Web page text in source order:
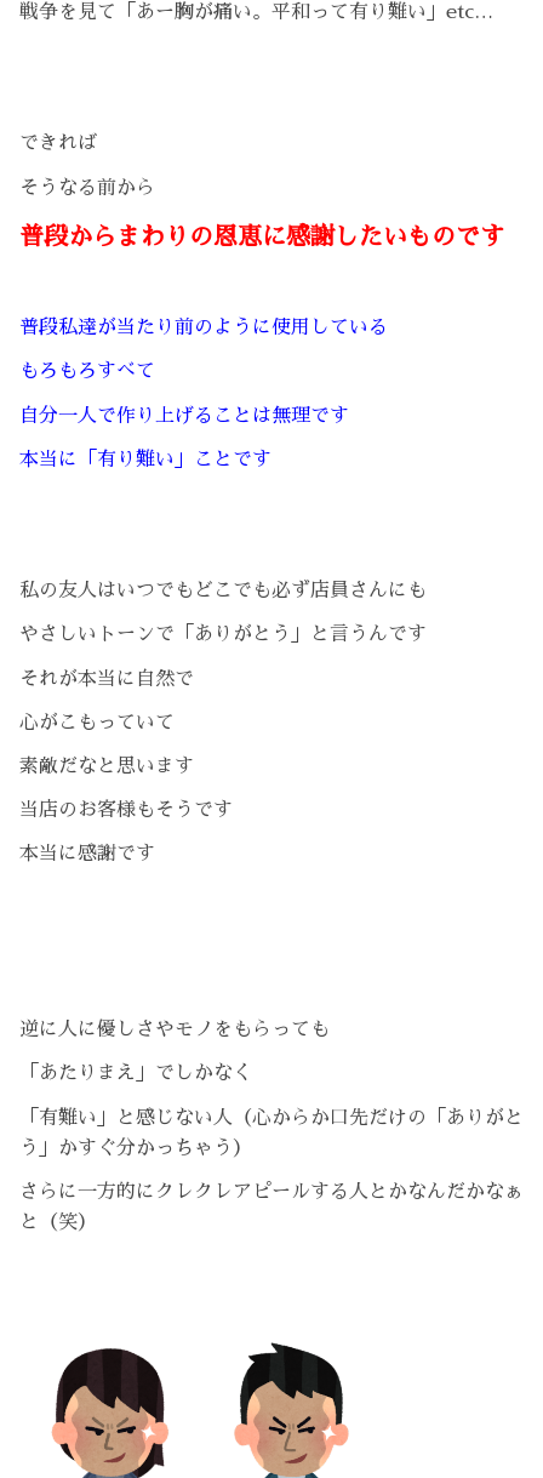
戦争を見て「あー胸が痛い。平和って有り難い」etc…
できれば
そうなる前から
普段からまわりの恩恵に感謝したいものです
普段私達が当たり前のように使用している
もろもろすべて
自分一人で作り上げることは無理です
本当に「有り難い」ことです
私の友人はいつでもどこでも必ず店員さんにも
やさしいトーンで「ありがとう」と言うんです
それが本当に自然で
心がこもっていて
素敵だなと思います
当店のお客様もそうです
本当に感謝です
逆に人に優しさやモノをもらっても
「あたりまえ」でしかなく
「有難い」と感じない人（心からか口先だけの「ありがと
う」かすぐ分かっちゃう）
さらに一方的にクレクレアピールする人とかなんだかなぁ
と（笑）